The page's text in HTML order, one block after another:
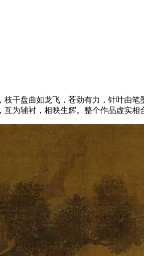
干盘曲如龙飞，苍劲有力，针叶由
为辅衬，相映生辉。整个作品虚实相